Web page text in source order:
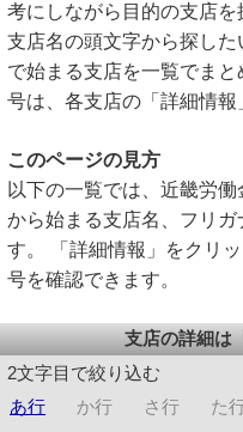
考にしながら目的の支店を
支店名の頭文字から探した
で始まる支店を一覧でま
号は、各支店の「詳細情報
このページの見方
以下の一覧では、近畿労働
から始まる支店名、フリ
す。 「詳細情報」をクリ
号を確認できます。
支店の詳細は
2文字目で絞り込む
あ行 か行 さ行 た